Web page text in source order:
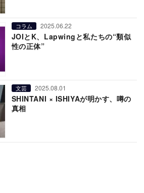
コラム 2025.06.22
JOIとK、Lapwingと私たちの“類似
性の正体”
文芸 2025.08.01
SHINTANI × ISHIYAが明かす、噂の
真相